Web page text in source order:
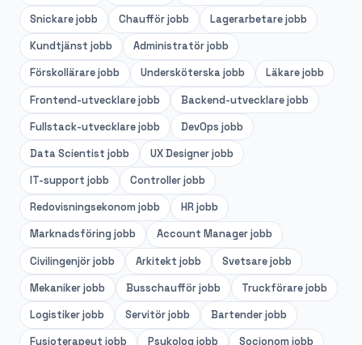
Snickarejobb Chaufförjobb Lagerarbetarejobb
Kundtjänst jobb Administratörjobb
Förskollärarejobb Undersköterskajobb Läkarejobb
Frontend-utvecklarejobb Backend-utvecklarejobb
Fullstack-utvecklarejobb DevOps jobb
Data Scientist jobb UX Designerjobb
IT-support jobb Controllerjobb
Redovisningsekonom jobb HR jobb
Marknadsföring jobb Account Managerjobb
Civilingenjörjobb Arkitekt jobb Svetsarejobb
Mekanikerjobb Busschaufförjobb Truckförarejobb
Logistikerjobb Servitörjobb Bartenderjobb
Fysioterapeut jobb Psykolog jobb Socionom jobb